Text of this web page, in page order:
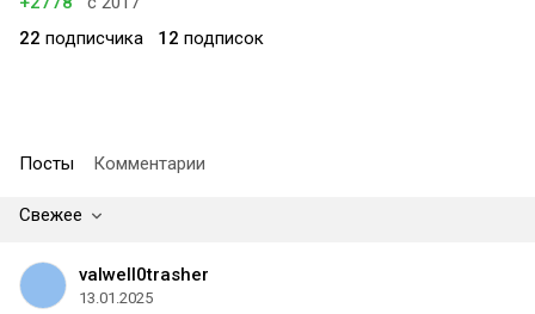
22 подписчика 12 подписок
Посты Комментарии
Свежее
valwell0trasher
13.01.2025